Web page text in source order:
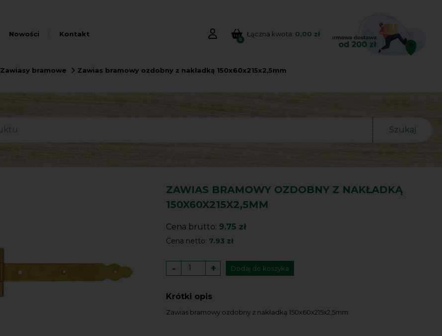
Nowości Kontakt
0
Łączna kwota: 0,00 zł
Zawiasy bramowe Zawias bramowy ozdobny z nakładką 150x60x215x2,5mm
Szukaj
ZAWIAS BRAMOWY OZDOBNY Z NAKŁADKĄ
150X60X215X2,5MM
Cena brutto: 9.75 zł
Cena netto: 7.93 zł
- + Dodaj do koszyka
Krótki opis
Zawias bramowy ozdobny z nakładką 150x60x215x2,5mm